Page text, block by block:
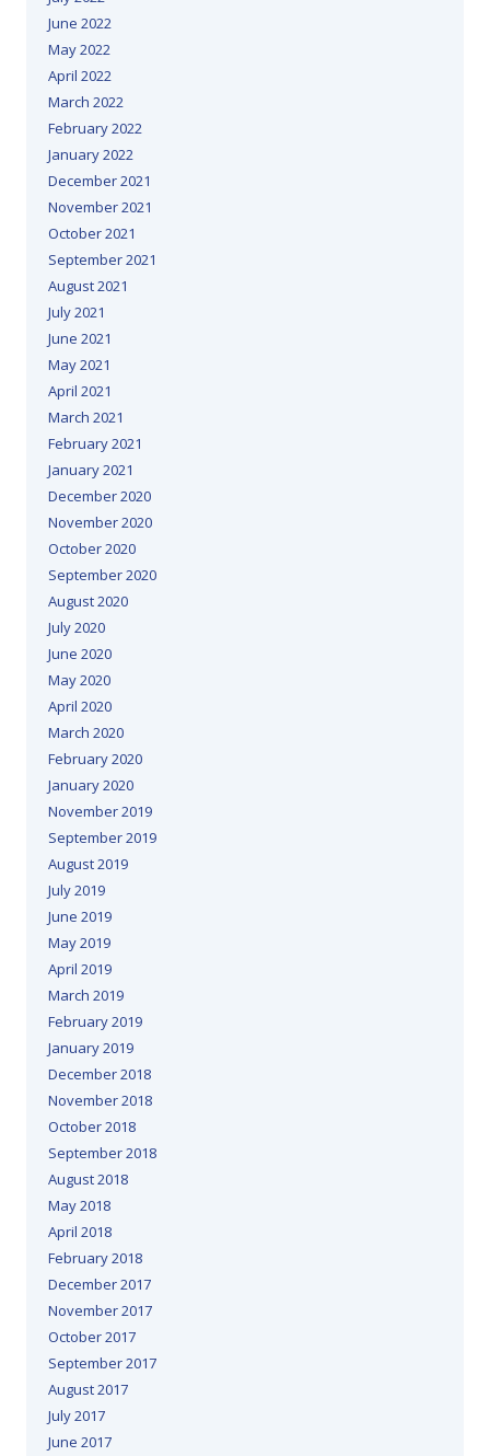
June 2022
May 2022
April 2022
March 2022
February 2022
January 2022
December 2021
November 2021
October 2021
September 2021
August 2021
July 2021
June 2021
May 2021
April 2021
March 2021
February 2021
January 2021
December 2020
November 2020
October 2020
September 2020
August 2020
July 2020
June 2020
May 2020
April 2020
March 2020
February 2020
January 2020
November 2019
September 2019
August 2019
July 2019
June 2019
May 2019
April 2019
March 2019
February 2019
January 2019
December 2018
November 2018
October 2018
September 2018
August 2018
May 2018
April 2018
February 2018
December 2017
November 2017
October 2017
September 2017
August 2017
July 2017
June 2017